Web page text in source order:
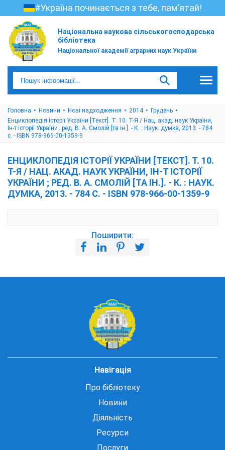
#Україна починається з тебе, пам’ятай!
Національна наукова сільськогосподарська
бібліотека
Національної академії аграрних наук України
Головна Новини Нові надходження 2014
Грудень
Енциклопедія історії України [Текст]. Т. 10. Т-Я / Нац. акад. наук України,
Ін-т історії України ; ред. В. А. Смолій [та ін.]. - К. : Наук. думка, 2013. - 784
с. - ISBN 978-966-00-1359-9
ЕНЦИКЛОПЕДІЯ ІСТОРІЇ УКРАЇНИ [ТЕКСТ]. Т. 10.
Т-Я / НАЦ. АКАД. НАУК УКРАЇНИ, ІН-Т ІСТОРІЇ
УКРАЇНИ ; РЕД. В. А. СМОЛІЙ [ТА ІН.]. - К. : НАУК.
ДУМКА, 2013. - 784 С. - ISBN 978-966-00-1359-9
Поширити:
Навігація
Про бібліотеку
Новини
Діяльність
Ресурси
Послуги